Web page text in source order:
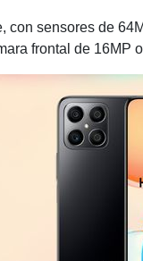
con sensores de
frontal de 16MP